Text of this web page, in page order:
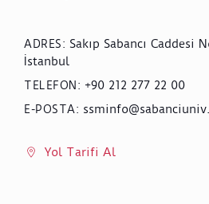
ADRES: Sakıp Sabancı Caddesi
İstanbul
TELEFON : +90 212 277 22 00
E-POSTA:
Yol Tarifi Al